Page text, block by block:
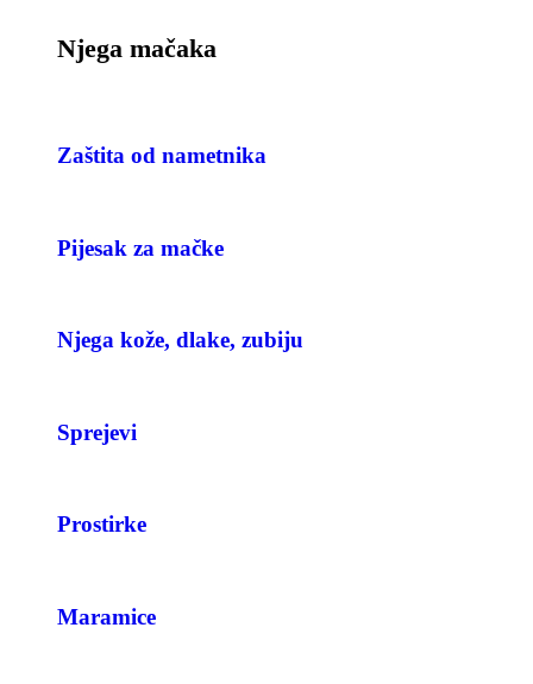
Njega mačaka
Zaštita od nametnika
Pijesak za mačke
Njega kože, dlake, zubiju
Sprejevi
Prostirke
Maramice